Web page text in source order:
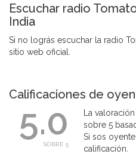
Escuchar radio
India
Si no lográs escuchar la radio
sitio web oficial.
Calificaciones de
5.0
SOBRE 5
La
sobre 5
Si sos
calificación.